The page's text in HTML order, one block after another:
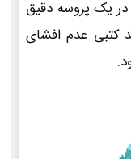
یک پروسه دقیق
کتبی عدم افشای